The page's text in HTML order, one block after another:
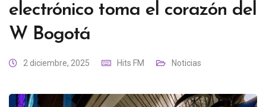
electrónico toma el corazón del
W Bogotá
2 diciembre, 2025 Hits FM Noticias